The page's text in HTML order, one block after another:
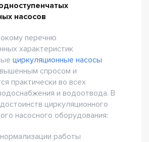
насосов
перечню
характеристик
циркуляционные насосы
спросом и
практически во всех
и водоотвода. В
циркуляционного
насосного оборудования:
работы